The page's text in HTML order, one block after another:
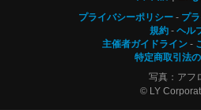
プライバシーポリシー
プ
規約
ヘル
主催者ガイドライン
特定商取引法
写真：アフ
© LY